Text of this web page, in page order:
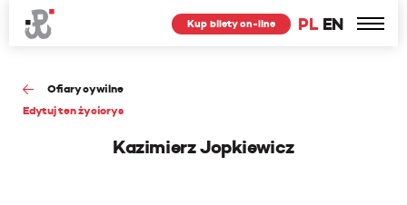
PL EN
Kup bilety on-line
Ofiary cywilne
Edytuj ten życiorys
Kazimierz Jopkiewicz